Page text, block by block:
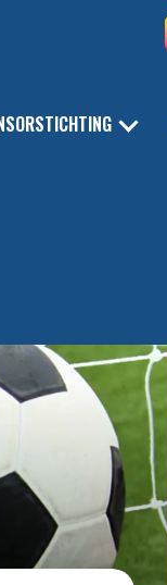
Bekijk alle foto's